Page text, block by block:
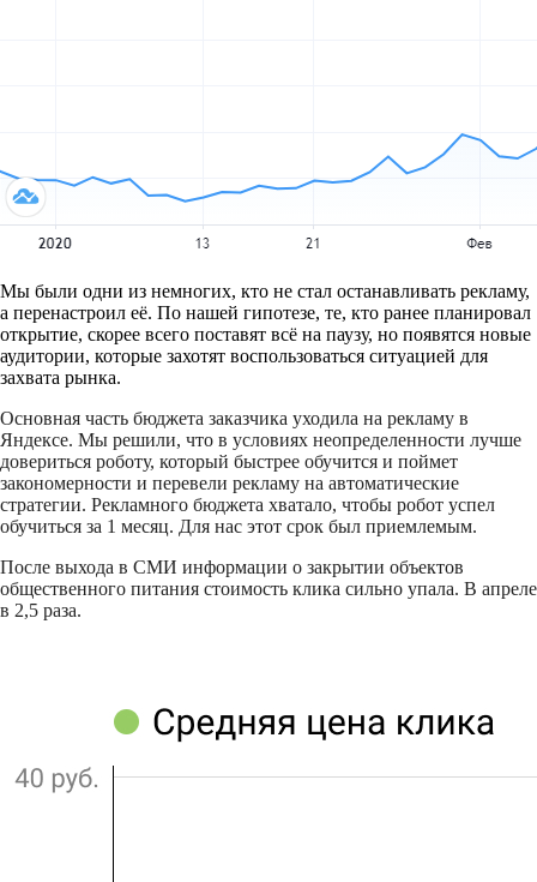
Мы были одни из немногих, кто не стал останавливать рекламу,
а перенастроил её. По нашей гипотезе, те, кто ранее планировал
открытие, скорее всего поставят всё на паузу, но появятся новые
аудитории, которые захотят воспользоваться ситуацией для
захвата рынка.
Основная часть бюджета заказчика уходила на рекламу в
Яндексе. Мы решили, что в условиях неопределенности лучше
довериться роботу, который быстрее обучится и поймет
закономерности и перевели рекламу на автоматические
стратегии. Рекламного бюджета хватало, чтобы робот успел
обучиться за 1 месяц. Для нас этот срок был приемлемым.
После выхода в СМИ информации о закрытии объектов
общественного питания стоимость клика сильно упала. В апреле
в 2,5 раза.